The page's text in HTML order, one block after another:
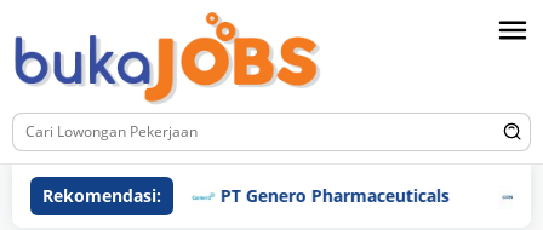
ke
konten
Rekomendasi: PT Genero Pharmaceuticals PT